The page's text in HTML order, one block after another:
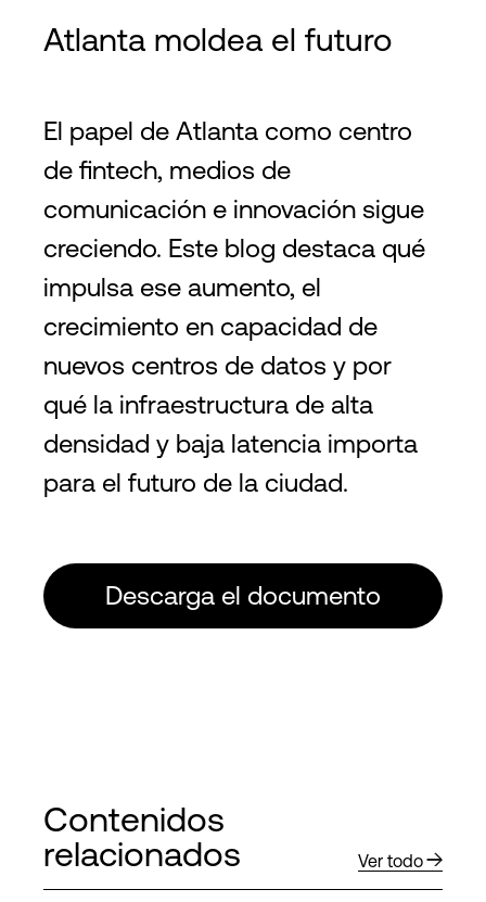
Atlanta moldea el futuro
El papel de Atlanta como centro
de fintech, medios de
comunicación e innovación sigue
creciendo. Este blog destaca qué
impulsa ese aumento, el
crecimiento en capacidad de
nuevos centros de datos y por
qué la infraestructura de alta
densidad y baja latencia importa
para el futuro de la ciudad.
Descarga el documento
Contenidos
relacionados
Ver todo